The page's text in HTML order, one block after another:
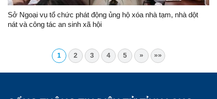
Sở Ngoại vụ tổ chức phát động ủng hộ xóa nhà tạm, nhà dột
nát và công tác an sinh xã hội
1 2 3 4 5 » »»